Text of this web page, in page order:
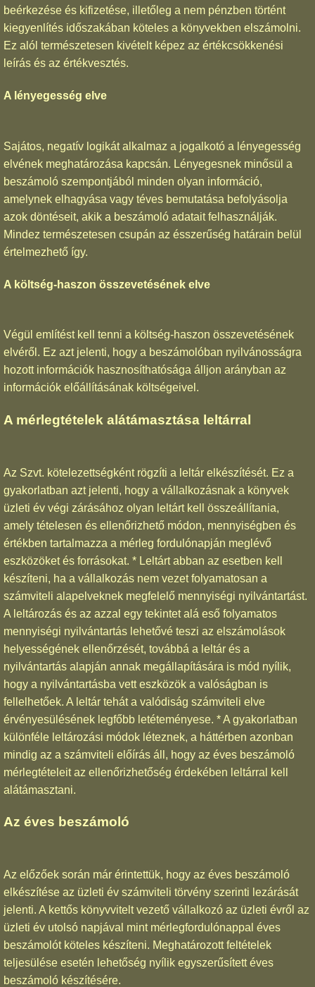
beérkezése és kifizetése, illetőleg a nem pénzben történt
kiegyenlítés időszakában köteles a könyvekben elszámolni.
Ez alól természetesen kivételt képez az értékcsökkenési
leírás és az értékvesztés.
A lényegesség elve
Sajátos, negatív logikát alkalmaz a jogalkotó a lényegesség
elvének meghatározása kapcsán. Lényegesnek minősül a
beszámoló szempontjából minden olyan információ,
amelynek elhagyása vagy téves bemutatása befolyásolja
azok döntéseit, akik a beszámoló adatait felhasználják.
Mindez természetesen csupán az ésszerűség határain belül
értelmezhető így.
A költség-haszon összevetésének elve
Végül említést kell tenni a költség-haszon összevetésének
elvéről. Ez azt jelenti, hogy a beszámolóban nyilvánosságra
hozott információk hasznosíthatósága álljon arányban az
információk előállításának költségeivel.
A mérlegtételek alátámasztása leltárral
Az Szvt. kötelezettségként rögzíti a leltár elkészítését. Ez a
gyakorlatban azt jelenti, hogy a vállalkozásnak a könyvek
üzleti év végi zárásához olyan leltárt kell összeállítania,
amely tételesen és ellenőrizhető módon, mennyiségben és
értékben tartalmazza a mérleg fordulónapján meglévő
eszközöket és forrásokat. * Leltárt abban az esetben kell
készíteni, ha a vállalkozás nem vezet folyamatosan a
számviteli alapelveknek megfelelő mennyiségi nyilvántartást.
A leltározás és az azzal egy tekintet alá eső folyamatos
mennyiségi nyilvántartás lehetővé teszi az elszámolások
helyességének ellenőrzését, továbbá a leltár és a
nyilvántartás alapján annak megállapítására is mód nyílik,
hogy a nyilvántartásba vett eszközök a valóságban is
fellelhetőek. A leltár tehát a valódiság számviteli elve
érvényesülésének legfőbb letéteményese. * A gyakorlatban
különféle leltározási módok léteznek, a háttérben azonban
mindig az a számviteli előírás áll, hogy az éves beszámoló
mérlegtételeit az ellenőrizhetőség érdekében leltárral kell
alátámasztani.
Az éves beszámoló
Az előzőek során már érintettük, hogy az éves beszámoló
elkészítése az üzleti év számviteli törvény szerinti lezárását
jelenti. A kettős könyvvitelt vezető vállalkozó az üzleti évről az
üzleti év utolsó napjával mint mérlegfordulónappal éves
beszámolót köteles készíteni. Meghatározott feltételek
teljesülése esetén lehetőség nyílik egyszerűsített éves
beszámoló készítésére.